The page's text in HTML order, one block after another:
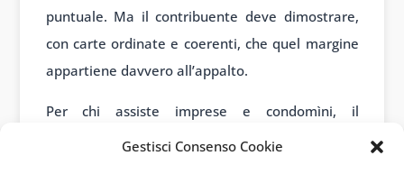
Gestisci Consenso Cookie
puntuale. Ma il contribuente deve dimostrare,
con carte ordinate e coerenti, che quel margine
appartiene davvero all’appalto.
Per chi assiste imprese e condomìni, il
messaggio operativo è abbastanza netto: meno